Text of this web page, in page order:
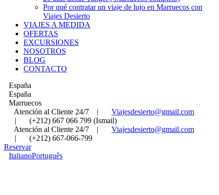
Por qué contratar un viaje de lujo en Marruecos con
Viajes Desierto
VIAJES A MEDIDA
OFERTAS
EXCURSIONES
NOSOTROS
BLOG
CONTACTO
España
España
Marruecos
Atención al Cliente 24/7
|
Viajesdesierto@gmail.com
|
(+212) 667 066 799 (Ismail)
Atención al Cliente 24/7
|
Viajesdesierto@gmail.com
|
(+212) 667-066-799
Reservar
ItalianoPortuguês